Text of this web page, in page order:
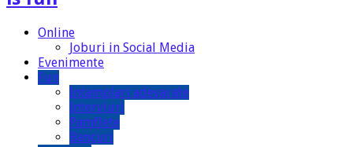
Online
Joburi in Social Media
Evenimente
Fun
Intamplari adevarate
Interviuri
Pamflete
Bancuri